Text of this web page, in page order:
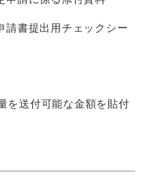
請書提出用チェックシー
を送付可能な金額を貼付